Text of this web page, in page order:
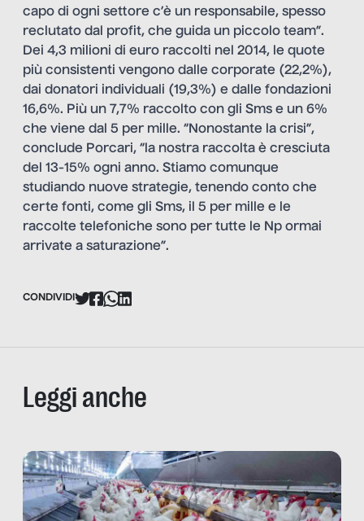
capo di ogni settore c’è un responsabile, spesso
reclutato dal profit, che guida un piccolo team”.
Dei 4,3 milioni di euro raccolti nel 2014, le quote
più consistenti vengono dalle corporate (22,2%),
dai donatori individuali (19,3%) e dalle fondazioni
16,6%. Più un 7,7% raccolto con gli Sms e un 6%
che viene dal 5 per mille. “Nonostante la crisi”,
conclude Porcari, “la nostra raccolta è cresciuta
del 13-15% ogni anno. Stiamo comunque
studiando nuove strategie, tenendo conto che
certe fonti, come gli Sms, il 5 per mille e le
raccolte telefoniche sono per tutte le Np ormai
arrivate a saturazione”.
CONDIVIDI
Leggi anche